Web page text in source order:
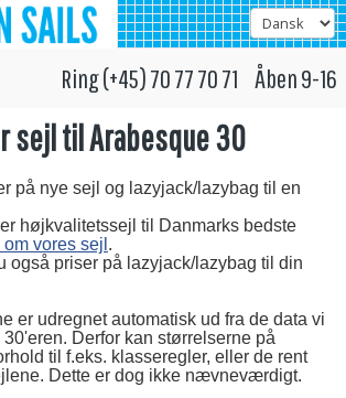
Ring (+45) 70 77 70 71 Åben 9-16
sejl til Arabesque 30
på nye sejl og lazyjack/lazybag til en
højkvalitetssejl til Danmarks bedste
om vores sejl .
også priser på lazyjack/lazybag til din
er udregnet automatisk ud fra de data vi
30'eren. Derfor kan størrelserne på
til f.eks. klasseregler, eller de rent
Dette er dog ikke nævneværdigt.